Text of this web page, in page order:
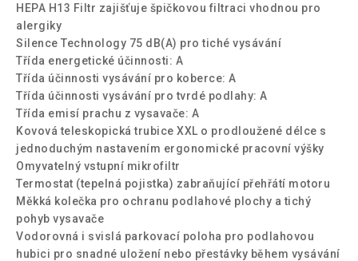
HEPA H13 Filtr zajišťuje špičkovou filtraci vhodnou pro
alergiky
Silence Technology 75 dB(A) pro tiché vysávání
Třída energetické účinnosti: A
Třída účinnosti vysávání pro koberce: A
Třída účinnosti vysávání pro tvrdé podlahy: A
Třída emisí prachu z vysavače: A
Kovová teleskopická trubice XXL o prodloužené délce s
jednoduchým nastavením ergonomické pracovní výšky
Omyvatelný vstupní mikrofiltr
Termostat (tepelná pojistka) zabraňující přehřátí motoru
Měkká kolečka pro ochranu podlahové plochy a tichý
pohyb vysavače
Vodorovná i svislá parkovací poloha pro podlahovou
hubici pro snadné uložení nebo přestávky během vysávání